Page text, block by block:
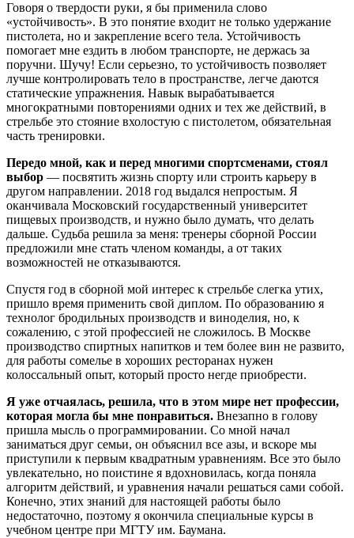
Говоря о твердости руки, я бы применила слово
«устойчивость». В это понятие входит не только удержание
пистолета, но и закрепление всего тела. Устойчивость
помогает мне ездить в любом транспорте, не держась за
поручни. Шучу! Если серьезно, то устойчивость позволяет
лучше контролировать тело в пространстве, легче даются
статические упражнения. Навык вырабатывается
многократными повторениями одних и тех же действий, в
стрельбе ​это стояние вхолостую с пистолетом, обязательная
часть тренировки.
Передо мной, как и перед многими спортсменами, стоял
выбор — ​посвятить жизнь спорту или строить карьеру в
другом направлении. 2018 год выдался непростым. Я
оканчивала Московский государственный университет
пищевых производств, и нужно было думать, что делать
дальше. Судьба решила за меня: тренеры сборной России
предложили мне стать членом команды, а от таких
возможностей не отказываются.
Спустя год в сборной мой интерес к стрельбе слегка утих,
пришло время применить свой диплом. По образованию я
технолог бродильных производств и виноделия, но, к
сожалению, с этой профессией не сложилось. В Москве
производство спиртных напитков и тем более вин не развито,
для работы сомелье в хороших ресторанах нужен
колоссальный опыт, который просто негде приобрести.
Я уже отчаялась, решила, что в этом мире нет профессии,
которая могла бы мне понравиться. Внезапно в голову
пришла мысль о программировании. Со мной начал
заниматься друг семьи, он объяснил все азы, и вскоре мы
приступили к первым квадратным уравнениям. Все это было
увлекательно, но поистине я вдохновилась, когда поняла
алгоритм действий, и уравнения начали решаться сами собой.
Конечно, этих знаний для настоящей работы было
недостаточно, поэтому я окончила специальные курсы в
учебном центре при МГТУ им. Баумана.